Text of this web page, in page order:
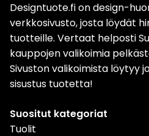
Designtuote.fi on design-
verkkosivusto, josta löydät
tuotteille. Vertaat helposti
kauppojen valikoimia
Sivuston valikoimista löytyy
sisustus tuotetta!
Suositut kategoriat
Tuolit